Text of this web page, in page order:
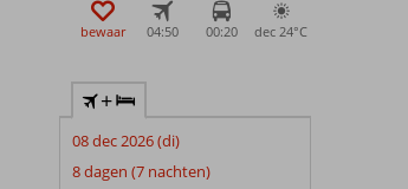
bewaar 04:50 00:20 dec 24°C
+
08 dec 2026 (di)
8 dagen (7 nachten)